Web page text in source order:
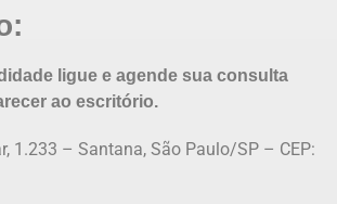
ligue e agende sua consulta
ao escritório.
1.233 – Santana, São Paulo/SP – CEP: